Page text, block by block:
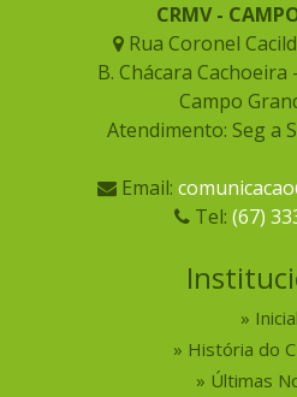
CRMV -
Rua Coronel
B. Chácara Cachoeira
Campo
Atendimento: Seg a
Email:
Tel: (67)
Inicial
História do
Últimas